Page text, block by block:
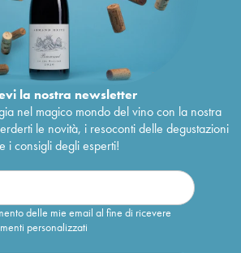
la nostra newsletter
nel magico mondo del vino con la nostra
le novità, i resoconti delle degustazioni
e i consigli degli esperti!
delle mie email al fine di ricevere
personalizzati